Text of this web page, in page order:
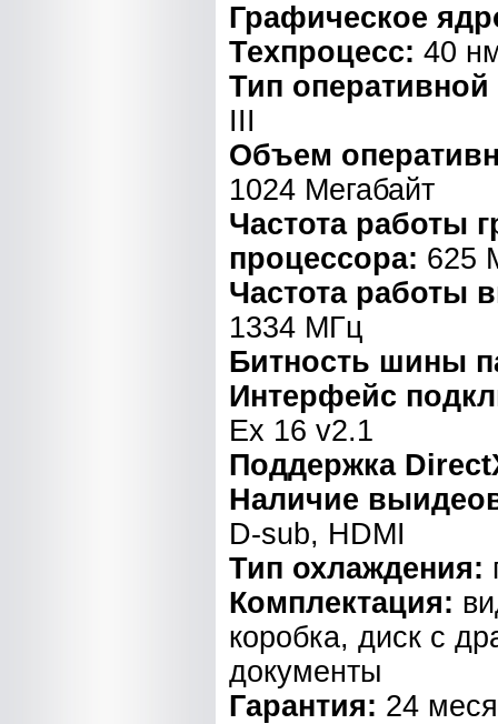
Графическое
Техпроцесс: 40
Тип
III
Объем
1024 Мегабайт
Частота работы
процессора: 625
Частота работы
1334 МГц
Битность шины
Интерфейс
Ex 16 v2.1
Поддержка
Наличие
D-sub, HDMI
Тип охлаждения:
Комплектация:
коробка, диск с
документы
Гарантия: 24